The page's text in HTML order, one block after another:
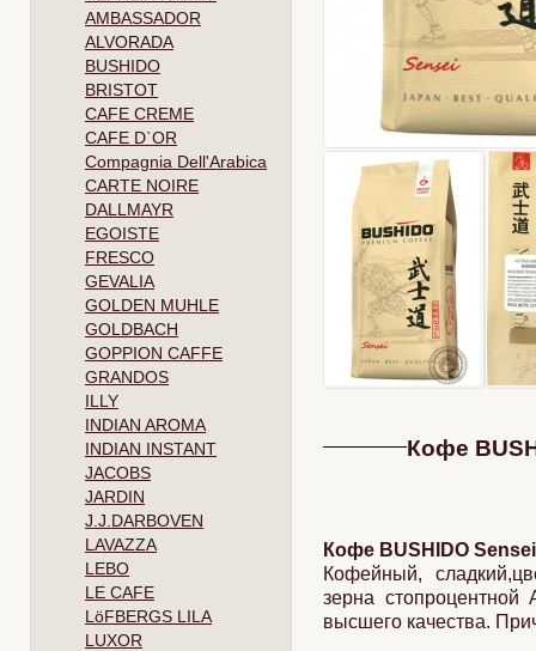
AMBASSADOR
ALVORADA
BUSHIDO
BRISTOT
CAFE CREME
CAFE D`OR
Compagnia Dell'Arabica
CARTE NOIRE
DALLMAYR
EGOISTE
FRESCO
GEVALIA
GOLDEN MUHLE
GOLDBACH
GOPPION CAFFE
GRANDOS
ILLY
INDIAN AROMA
INDIAN INSTANT
JACOBS
JARDIN
J.J.DARBOVEN
LAVAZZA
LEBO
LE CAFE
LöFBERGS LILA
LUXOR
Кофе
Кофе BUSHIDO Sensei
Кофейный,
зерна
высшего качества.